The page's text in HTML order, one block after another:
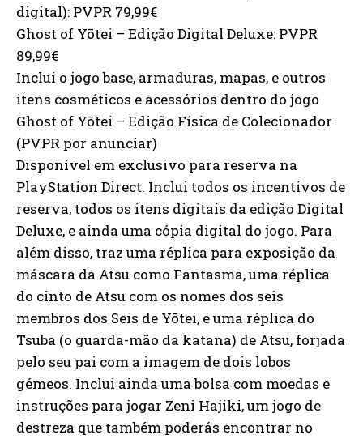
digital): PVPR 79,99€
Ghost of Yōtei – Edição Digital Deluxe: PVPR
89,99€
Inclui o jogo base, armaduras, mapas, e outros
itens cosméticos e acessórios dentro do jogo
Ghost of Yōtei – Edição Física de Colecionador
(PVPR por anunciar)
Disponível em exclusivo para reserva na
PlayStation Direct. Inclui todos os incentivos de
reserva, todos os itens digitais da edição Digital
Deluxe, e ainda uma cópia digital do jogo. Para
além disso, traz uma réplica para exposição da
máscara da Atsu como Fantasma, uma réplica
do cinto de Atsu com os nomes dos seis
membros dos Seis de Yōtei, e uma réplica do
Tsuba (o guarda-mão da katana) de Atsu, forjada
pelo seu pai com a imagem de dois lobos
gémeos. Inclui ainda uma bolsa com moedas e
instruções para jogar Zeni Hajiki, um jogo de
destreza que também poderás encontrar no